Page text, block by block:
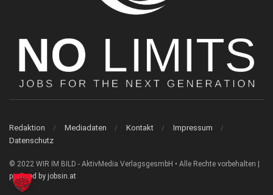
Redaktion Mediadaten Kontakt
Impressum
Datenschutz
© 2022 WIR IM BILD - AktivMedia VerlagsgesmbH • Alle Rechte vorbehalten |
powered by jobsin.at